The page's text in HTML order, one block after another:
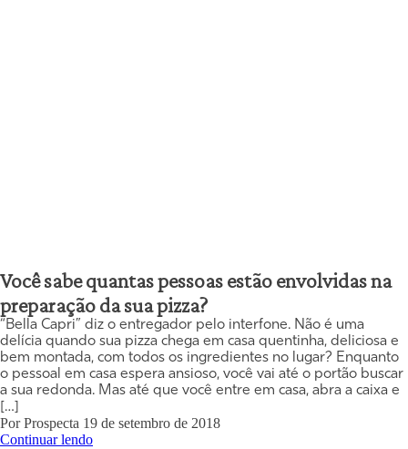
Você sabe quantas pessoas estão envolvidas na
preparação da sua pizza?
“Bella Capri” diz o entregador pelo interfone. Não é uma
delícia quando sua pizza chega em casa quentinha, deliciosa e
bem montada, com todos os ingredientes no lugar? Enquanto
o pessoal em casa espera ansioso, você vai até o portão buscar
a sua redonda. Mas até que você entre em casa, abra a caixa e
[…]
PorProspecta 19 de setembro de 2018
Continuar lendo